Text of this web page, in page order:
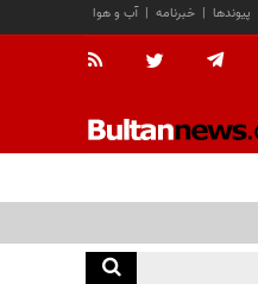
آب و هوا | خبرنامه | پیوندها